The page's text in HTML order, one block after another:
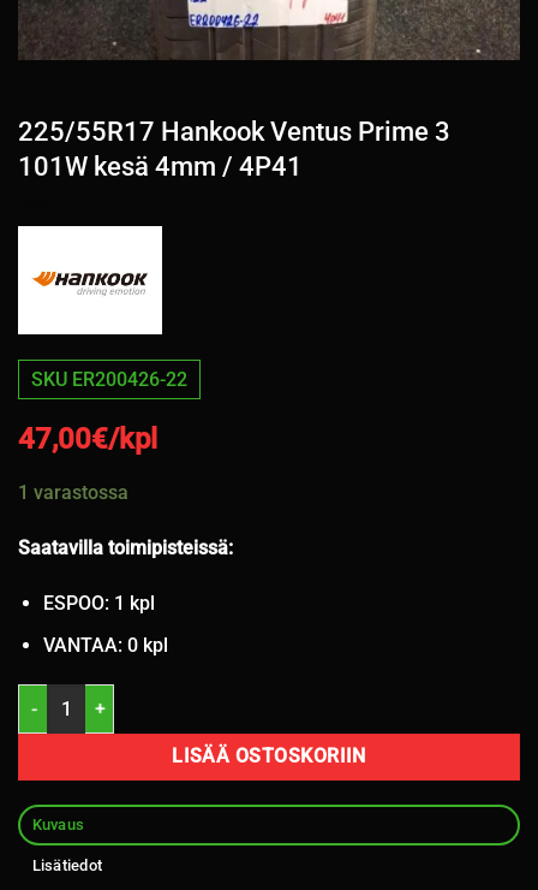
225/55R17 Hankook Ventus Prime 3
101W kesä 4mm / 4P41
SKU ER200426-22
47,00€/kpl
1 varastossa
Saatavilla toimipisteissä:
ESPOO: 1 kpl
VANTAA: 0 kpl
225/55R17 Hankook Ventus Prime 3 101W kesä 4mm / 4P41 määrä
LISÄÄ OSTOSKORIIN
Kuvaus
Lisätiedot